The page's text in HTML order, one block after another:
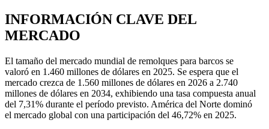
INFORMACIÓN CLAVE DEL
MERCADO
El tamaño del mercado mundial de remolques para barcos se
valoró en 1.460 millones de dólares en 2025. Se espera que el
mercado crezca de 1.560 millones de dólares en 2026 a 2.740
millones de dólares en 2034, exhibiendo una tasa compuesta anual
del 7,31% durante el período previsto. América del Norte dominó
el mercado global con una participación del 46,72% en 2025.